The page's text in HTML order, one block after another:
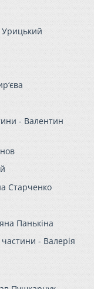
- Валентин
Старченко
Панькіна
частини - Валерія